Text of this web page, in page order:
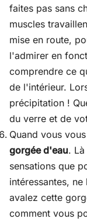
faites pas sans
muscles
mise en route,
l'admirer en
comprendre ce
de l'intérieur.
précipitation !
du verre et de
Quand vous
gorgée d'eau.
sensations que
intéressantes,
avalez cette
comment vous